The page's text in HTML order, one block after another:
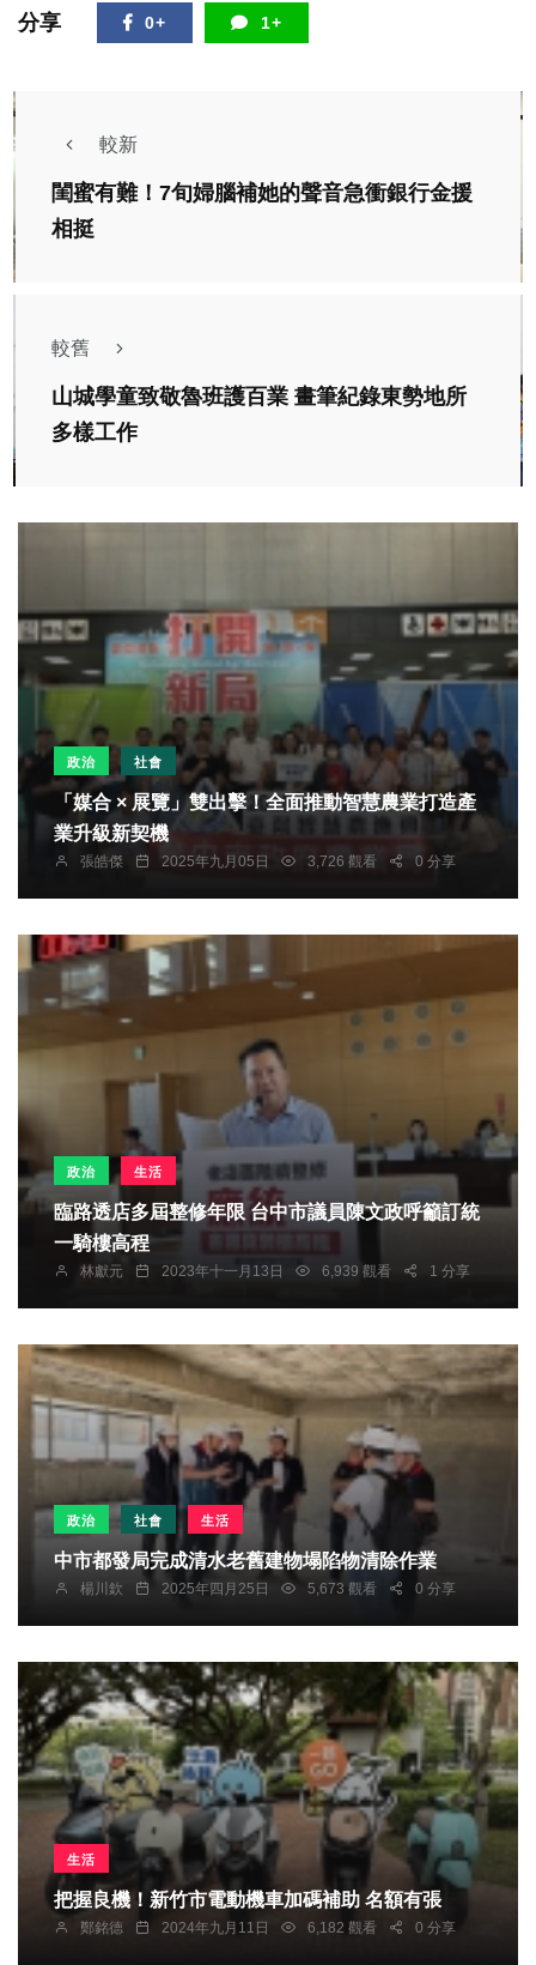
分享 0+ 1+
較新
閨蜜有難！7旬婦腦補她的聲音急衝銀行金援
相挺
較舊
山城學童致敬魯班護百業 畫筆紀錄東勢地所
多樣工作
政治 社會
「媒合 × 展覽」雙出擊！全面推動智慧農業打造產
業升級新契機
張皓傑 2025年九月05日 3,726 觀看 0 分享
政治 生活
臨路透店多屆整修年限 台中市議員陳文政呼籲訂統
一騎樓高程
林獻元 2023年十一月13日 6,939 觀看 1 分享
政治 社會 生活
中市都發局完成清水老舊建物塌陷物清除作業
楊川欽 2025年四月25日 5,673 觀看 0 分享
生活
把握良機！新竹市電動機車加碼補助 名額有張
鄭銘德 2024年九月11日 6,182 觀看 0 分享